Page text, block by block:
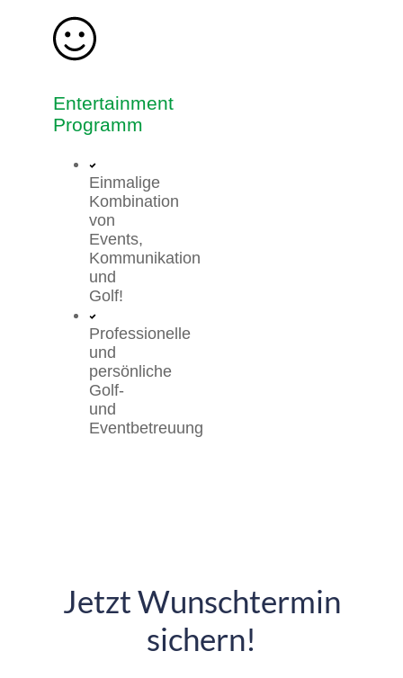
Entertainment
Programm
Einmalige
Kombination
von
Events,
Kommunikation
und
Golf!
Professionelle
und
persönliche
Golf-
und
Eventbetreuung
Jetzt Wunschtermin
sichern!